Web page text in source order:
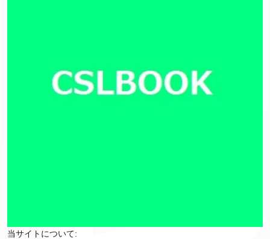
当サイトについて: